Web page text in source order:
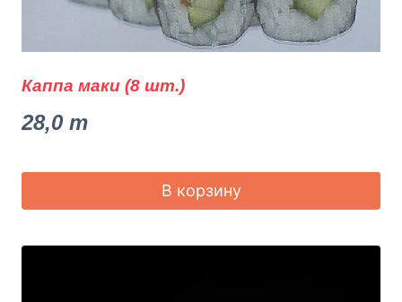
Каппа маки (8 шт.)
28,0 m
В корзину